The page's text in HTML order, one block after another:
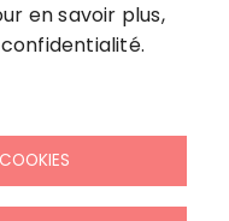
en savoir plus,